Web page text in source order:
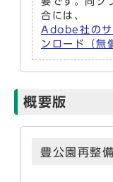
合には、
Adobe社の
ンロード（無
概要版
豊公園再整